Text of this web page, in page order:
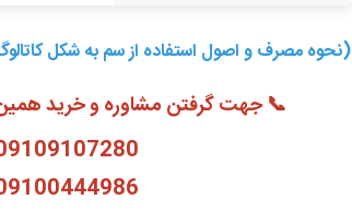
(نحوه مصرف و اصول استفاده از سم به شکل
📞 جهت گرفتن مشاوره و خرید